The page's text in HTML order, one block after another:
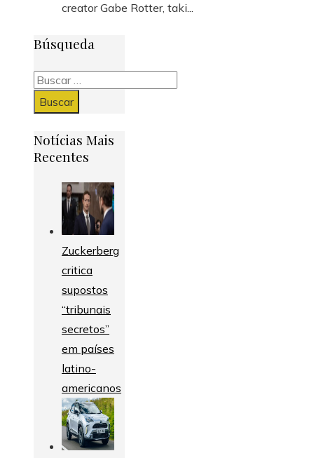
creator Gabe Rotter, taki...
Búsqueda
Buscar:
Notícias Mais
Recentes
Zuckerberg
critica
supostos
“tribunais
secretos”
em países
latino-
americanos